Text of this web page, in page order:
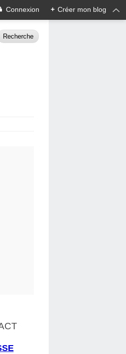
Connexion + Créer mon blog